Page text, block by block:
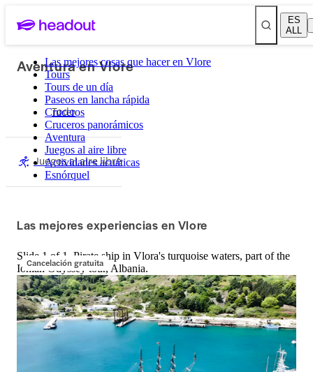
ES
ALL
Las mejores cosas que hacer en Vlore
Tours
Tours de un día
Paseos en lancha rápida
Cruceros
Cruceros panorámicos
Aventura
Juegos al aire libre
Actividades acuáticas
Esnórquel
Aventura en Vlore
Todo
Juegos al aire libre
Las mejores experiencias en Vlore
Cancelación gratuita
Slide 1 of 1, Pirate ship in Vlora's turquoise waters, part of the
Ionian Odyssey tour, Albania.